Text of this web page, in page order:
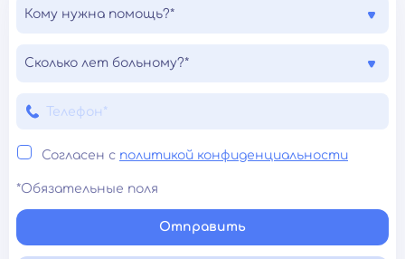
Кому нужна помощь?*
Сколько лет больному?*
Согласен с политикой конфиденциальности
*Обязательные поля
Отправить